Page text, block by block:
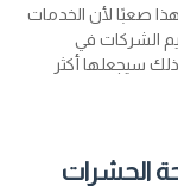
صعبًا لأن الخدمات
الشركات في
سيجعلها أكثر
الحشرات